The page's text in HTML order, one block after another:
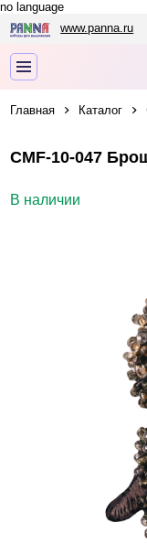
no language
www.panna.ru
Главная Каталог
CMF-10-047
В наличии